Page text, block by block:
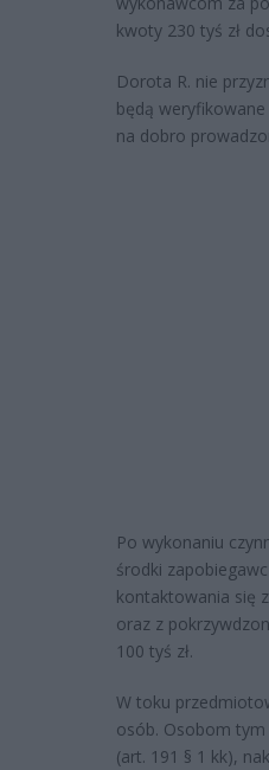
kwoty 230 tyś zł
Dorota R. nie
będą
na dobro
Po wykonaniu
środki
kontaktowania się
oraz z
100 tyś zł.
W toku
osób. Osobom
(art. 191 § 1 kk),